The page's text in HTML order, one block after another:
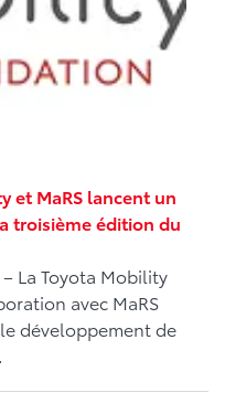
et MaRS lancent un
troisième édition du
La Toyota Mobility
avec MaRS
développement de